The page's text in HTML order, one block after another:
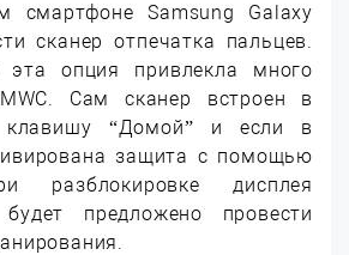
смартфоне Samsung Galaxy
сканер отпечатка пальцев.
опция привлекла много
Сам сканер встроен в
клавишу “Домой” и если в
защита с помощью
разблокировке дисплея
предложено провести